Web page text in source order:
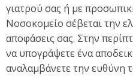
γιατρού σας ή με
Νοσοκομείο σέβεται την
αποφάσεις σας. Στην
να υπογράψετε ένα
αναλαμβάνετε την ευθύνη